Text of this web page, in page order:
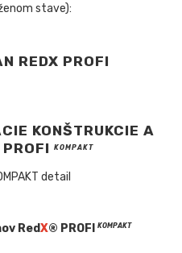
stave):
KONŠTRUKCIE A
PROFIKOMPAKT
RedX® PROFI KOMPAKT